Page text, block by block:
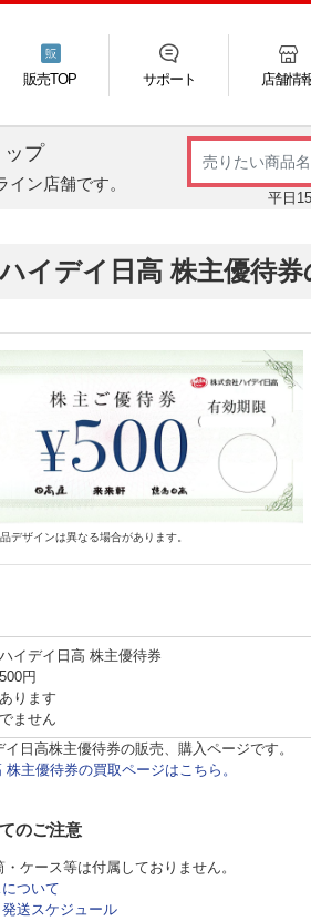
販売TOP サポート 店舗情
ップ
ン店舗です。
平日
ハイデイ日高 株主優待券
デザインは異なる場合があります。
イデイ日高 株主優待券
円
ります
ません
日高株主優待券の販売、購入ページです。
主優待券の買取ページはこちら。
のご注意
・ケース等は付属しておりません。
ついて
送スケジュール